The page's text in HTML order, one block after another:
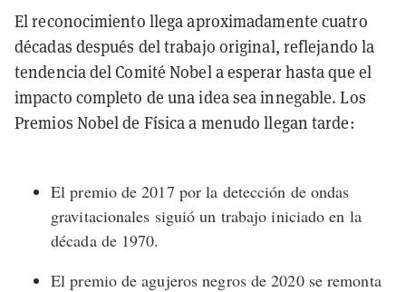
El reconocimiento llega aproximadamentecuatro
décadas después del trabajo original, reflejando la
tendencia del Comité Nobel a esperar hasta que el
impacto completo de una idea sea innegable. Los
Premios Nobel de Física a menudo llegan tarde:
El premio de 2017 por la detección de ondas
gravitacionales siguió un trabajo iniciado en la
década de 1970.
El premio de agujeros negros de 2020 se remonta